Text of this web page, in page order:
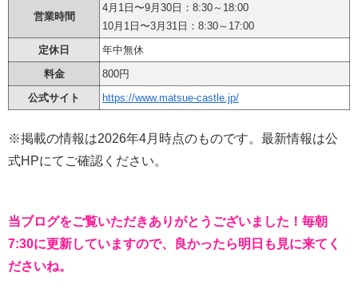
営業時間
4月1日〜9月30日：8:30～18:00
10月1日〜3月31日：8:30～17:00
定休日
年中無休
料金
800円
公式サイト
https://www.matsue-castle.jp/
※掲載の情報は2026年4月時点のものです。最新情報は公
式HPにてご確認ください。
当ブログをご覧いただきありがとうございました！毎朝
7:30に更新していますので、良かったら明日も見に来てく
ださいね。